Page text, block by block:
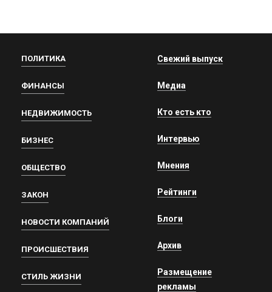
ПОЛИТИКА
ФИНАНСЫ
НЕДВИЖИМОСТЬ
БИЗНЕС
ОБЩЕСТВО
ЗАКОН
НОВОСТИ КОМПАНИЙ
ПРОИСШЕСТВИЯ
СТИЛЬ ЖИЗНИ
Свежий выпуск
Медиа
Кто есть кто
Интервью
Мнения
Рейтинги
Блоги
Архив
Размещение
рекламы